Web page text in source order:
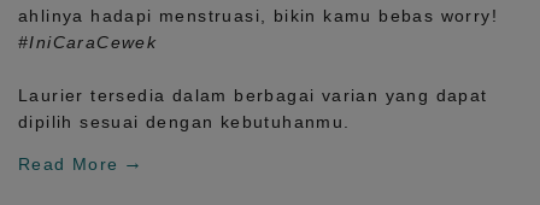
ahlinya hadapi menstruasi, bikin kamu bebas worry!
#IniCaraCewek
Laurier tersedia dalam berbagai varian yang dapat
dipilih sesuai dengan kebutuhanmu.
Read More